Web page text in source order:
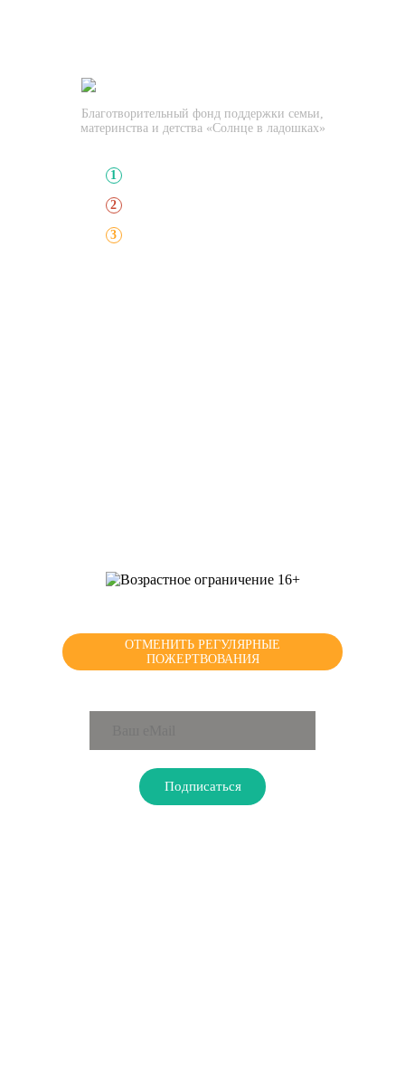
Благотворительный фонд поддержки семьи,
материнства и детства «Солнце в ладошках»
1
2
3
ОТМЕНИТЬ РЕГУЛЯРНЫЕ
ПОЖЕРТВОВАНИЯ
Подписаться